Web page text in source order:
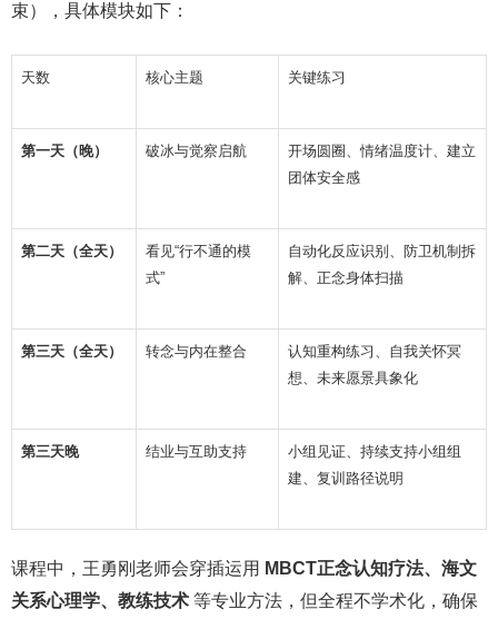
束），具体模块如下：
天数 核心主题 关键练习
第一天（晚） 破冰与觉察启航
开场圆圈、情绪温度计、建立
团体安全感
第二天（全天）
看见“行不通的模
式”
自动化反应识别、防卫机制拆
解、正念身体扫描
第三天（全天） 转念与内在整合
认知重构练习、自我关怀冥
想、未来愿景具象化
第三天晚 结业与互助支持
小组见证、持续支持小组组
建、复训路径说明
课程中，王勇刚老师会穿插运用 MBCT正念认知疗法、海文
关系心理学、教练技术 等专业方法，但全程不学术化，确保